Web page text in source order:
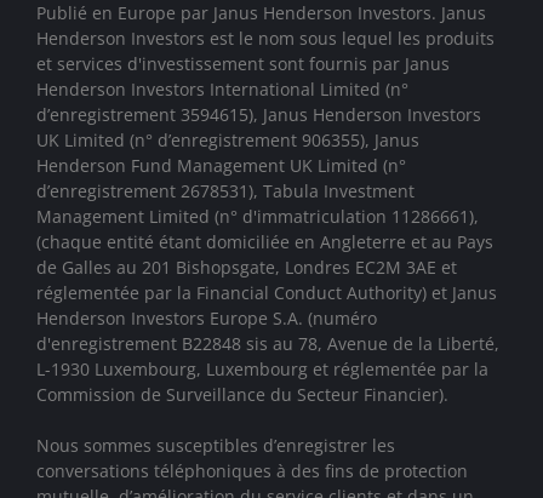
Publié en Europe par Janus Henderson Investors. Janus
Henderson Investors est le nom sous lequel les produits
et services d'investissement sont fournis par Janus
Henderson Investors International Limited (n°
d’enregistrement 3594615), Janus Henderson Investors
UK Limited (n° d’enregistrement 906355), Janus
Henderson Fund Management UK Limited (n°
d’enregistrement 2678531), Tabula Investment
Management Limited (n° d'immatriculation 11286661),
(chaque entité étant domiciliée en Angleterre et au Pays
de Galles au 201 Bishopsgate, Londres EC2M 3AE et
réglementée par la Financial Conduct Authority) et Janus
Henderson Investors Europe S.A. (numéro
d'enregistrement B22848 sis au 78, Avenue de la Liberté,
L-1930 Luxembourg, Luxembourg et réglementée par la
Commission de Surveillance du Secteur Financier).
Nous sommes susceptibles d’enregistrer les
conversations téléphoniques à des fins de protection